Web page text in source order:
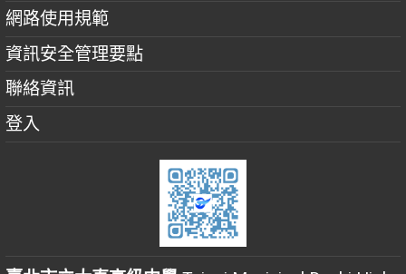
網路使用規範
資訊安全管理要點
聯絡資訊
登入